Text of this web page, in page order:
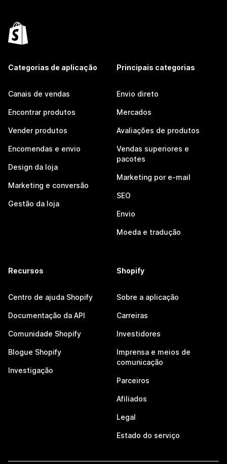
Categorias de aplicação
Canais de vendas
Encontrar produtos
Vender produtos
Encomendas e envio
Design da loja
Marketing e conversão
Gestão da loja
Principais categorias
Envio direto
Mercados
Avaliações de produtos
Vendas superiores e
pacotes
Marketing por e-mail
SEO
Envio
Moeda e tradução
Recursos
Centro de ajuda Shopify
Documentação da API
Comunidade Shopify
Blogue Shopify
Investigação
Shopify
Sobre a aplicação
Carreiras
Investidores
Imprensa e meios de
comunicação
Parceiros
Afiliados
Legal
Estado do serviço